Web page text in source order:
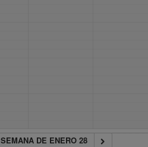
SEMANA DE ENERO 28